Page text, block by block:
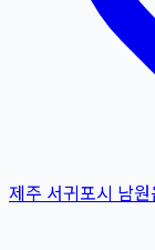
제주 서귀포시 남